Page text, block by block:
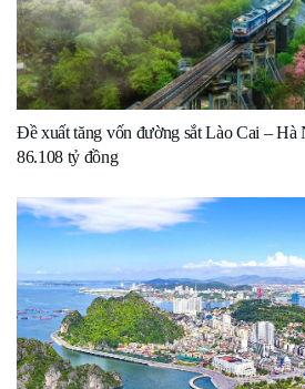
Đề xuất tăng vốn đường sắt Lào Cai – Hà
86.108 tỷ đồng